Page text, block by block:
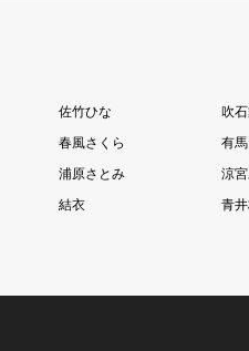
佐竹ひな
吹
春風さくら
有
浦原さとみ
涼
結衣
青